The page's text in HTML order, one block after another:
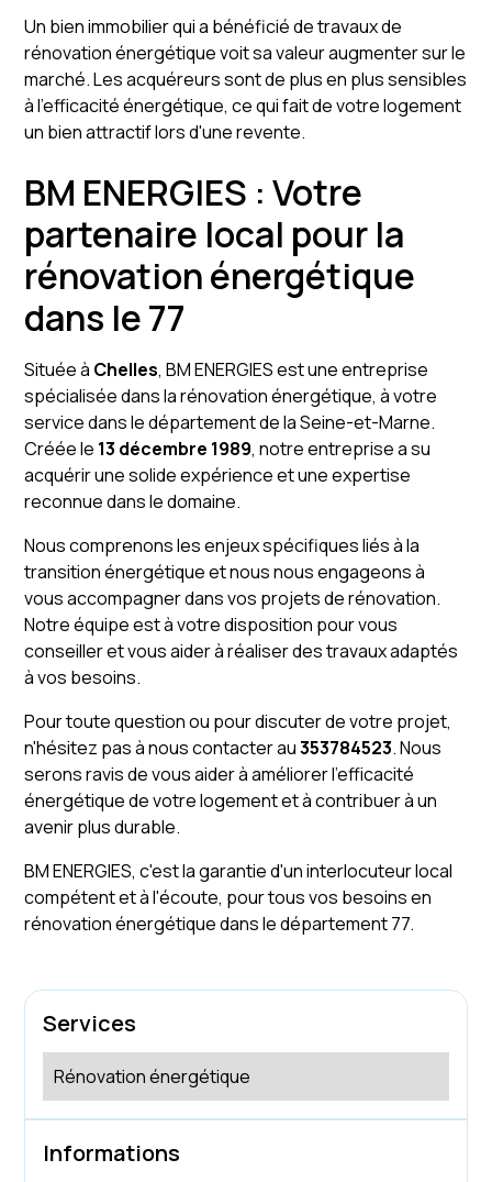
Un bien immobilier qui a bénéficié de travaux de
rénovation énergétique voit sa valeur augmenter sur le
marché. Les acquéreurs sont de plus en plus sensibles
à l'efficacité énergétique, ce qui fait de votre logement
un bien attractif lors d'une revente.
BM ENERGIES : Votre
partenaire local pour la
rénovation énergétique
dans le 77
Située à Chelles, BM ENERGIES est une entreprise
spécialisée dans la rénovation énergétique, à votre
service dans le département de la Seine-et-Marne.
Créée le 13 décembre 1989, notre entreprise a su
acquérir une solide expérience et une expertise
reconnue dans le domaine.
Nous comprenons les enjeux spécifiques liés à la
transition énergétique et nous nous engageons à
vous accompagner dans vos projets de rénovation.
Notre équipe est à votre disposition pour vous
conseiller et vous aider à réaliser des travaux adaptés
à vos besoins.
Pour toute question ou pour discuter de votre projet,
n'hésitez pas à nous contacter au353784523. Nous
serons ravis de vous aider à améliorer l'efficacité
énergétique de votre logement et à contribuer à un
avenir plus durable.
BM ENERGIES, c'est la garantie d'un interlocuteur local
compétent et à l'écoute, pour tous vos besoins en
rénovation énergétique dans le département 77.
Services
Rénovation énergétique
Informations